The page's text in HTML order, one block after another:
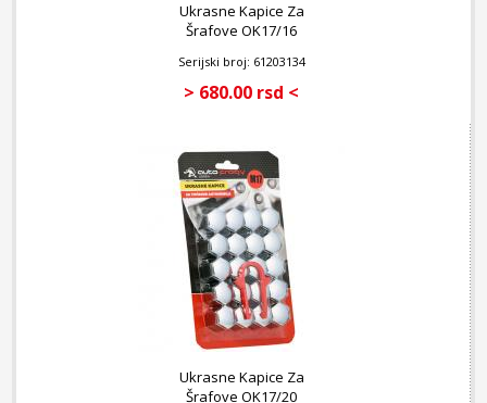
Ukrasne Kapice Za
Šrafove OK17/16
Serijski broj: 61203134
> 680.00 rsd <
Ukrasne Kapice Za
Šrafove OK17/20